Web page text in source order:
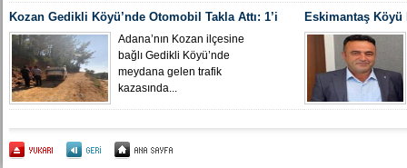
Kozan Gedikli Köyü’nde Otomobil Takla Attı: 1’i
Bebek 6 Kişi YaralandıAdana’nın Kozan ilçesine
bağlı Gedikli Köyü’nde
meydana gelen trafik
kazasında...
Eskimantaş Köyü
gördüğü